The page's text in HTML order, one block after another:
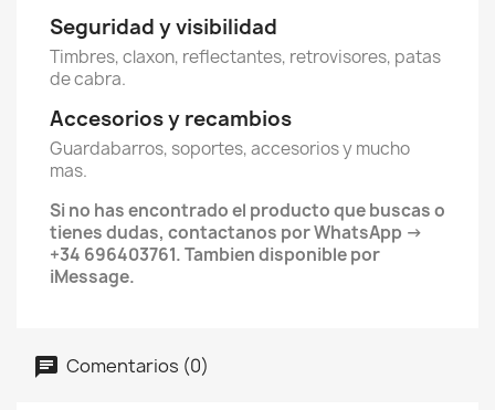
Seguridad y visibilidad
Timbres, claxon, reflectantes, retrovisores, patas
de cabra.
Accesorios y recambios
Guardabarros, soportes, accesorios y mucho
mas.
Si no has encontrado el producto que buscas o
tienes dudas, contactanos por WhatsApp ->
+34 696403761. Tambien disponible por
iMessage.
Comentarios (0)